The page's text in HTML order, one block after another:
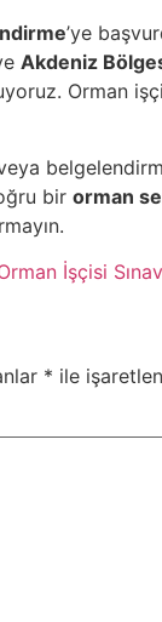
’ye
Akdeniz
Orman
bir orman
İşçisi
* ile